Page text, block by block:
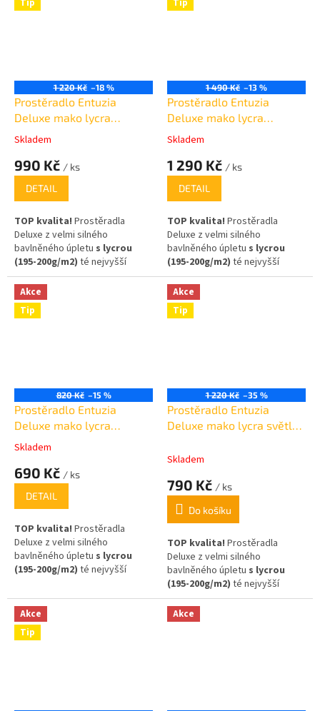
Tip
1 220 Kč –18 %
Prostěradlo Entuzia
Deluxe mako lycra
180x200cm /30cm
Průměrné
produktu
5
hvězdiček.
Skladem
990 Kč / ks
DETAIL
TOP kvalita! Prostěradla
Deluxe z velmi silného
bavlněného úpletu s lycrou
(195-200g/m2) té nejvyšší
kvality(egyptská bavlna),
Složení: 95% bavlna, 5% elastan
,na matrace až 30cm vysoké!
Tip
1 490 Kč –13 %
Prostěradlo Entuzia
Deluxe mako lycra
200x220 cm /30cm
Průměrné
produktu
5
hvězdiček.
Skladem
1 290 Kč / ks
DETAIL
TOP kvalita! Prostěradla
Deluxe z velmi silného
bavlněného úpletu s lycrou
(195-200g/m2) té nejvyšší
kvality(egyptská
bavlna)
elastan,
vysoké!
Akce
Tip
820 Kč –15 %
Prostěradlo Entuzia
Deluxe mako lycra
90x200cm /30cm
Průměrné
produktu
5
hvězdiček.
Skladem
690 Kč / ks
DETAIL
TOP kvalita! Prostěradla
Deluxe z velmi silného
bavlněného úpletu s lycrou
(195-200g/m2) té nejvyšší
bavlna),Složení: 95% bavlna,
5% elastan, na matrace až 30cm
vysoké!
Akce
Tip
1 220 Kč –35 %
Prostěradlo Entuzia
Deluxe mako lycra světle
Skladem
790 Kč / ks
Do košíku
TOP kvalita! Prostěradla
Deluxe z velmi silného
bavlněného úpletu s lycrou
(195-200g/m2) té nejvyšší
kvality(egyptská bavlna),
Složení: 95% bavlna, 5% elastan
,na matrace až 30cm vysoké!
Akce
Tip
Akce